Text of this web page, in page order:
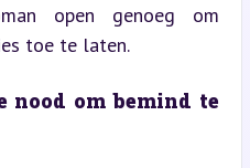
open genoeg om
toe te laten.
nood om bemind te